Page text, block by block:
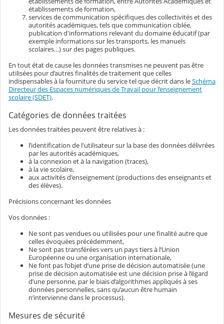
établissements de formation,
services de communication spécifiques des collectivités et des
autorités académiques, tels que communication ciblée,
publication d'informations relevant du domaine éducatif (par
exemple informations sur les transports, les manuels
scolaires…) sur des pages publiques.
En tout état de cause les données transmises ne peuvent pas être
utilisées pour d’autres finalités de traitement que celles
indispensables à la fourniture du service tel que décrit dans leSchéma
Directeur des Espaces numériques de Travail pour l’enseignement
scolaire (SDET).
Catégories de données traitées
Les données traitées peuvent être relatives à :
l’identification de l'utilisateur sur la base des données délivrées
par les autorités académiques,
à la connexion et à la navigation (traces),
à la vie scolaire,
aux activités d'enseignement (productions des enseignants et
des élèves).
Précisions concernant les données
Vos données :
Ne sont pas vendues ou utilisées pour une finalité autre que
celles évoquées précédemment,
Ne sont pas transférées vers un pays tiers à l’Union
Européenne ou une organisation internationale,
Ne font pas l’objet d’une prise de décision automatisée (une
prise de décision automatisée est une décision prise à l’égard
d’une personne, par le biais d’algorithmes appliqués à ses
données personnelles, sans qu’aucun être humain
n’intervienne dans le processus).
Mesures de sécurité